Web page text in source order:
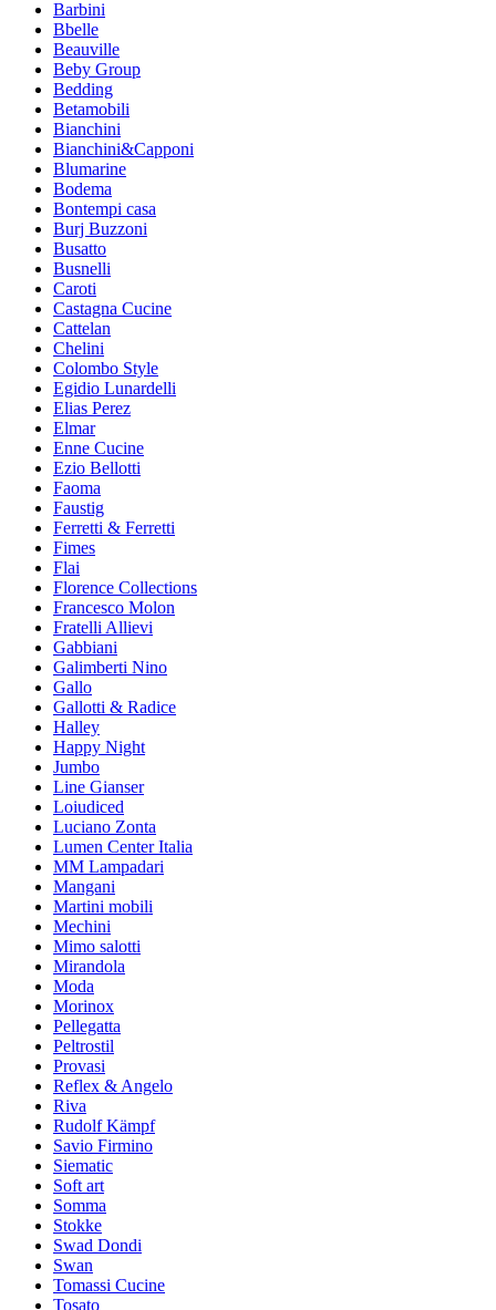
Barbini
Bbelle
Beauville
Beby Group
Bedding
Betamobili
Bianchini
Bianchini&Capponi
Blumarine
Bodema
Bontempi casa
Burj Buzzoni
Busatto
Busnelli
Caroti
Castagna Cucine
Cattelan
Chelini
Colombo Style
Egidio Lunardelli
Elias Perez
Elmar
Enne Cucine
Ezio Bellotti
Faoma
Faustig
Ferretti & Ferretti
Fimes
Flai
Florence Collections
Francesco Molon
Fratelli Allievi
Gabbiani
Galimberti Nino
Gallo
Gallotti & Radice
Halley
Happy Night
Jumbo
Line Gianser
Loiudiced
Luciano Zonta
Lumen Center Italia
MM Lampadari
Mangani
Martini mobili
Mechini
Mimo salotti
Mirandola
Moda
Morinox
Pellegatta
Peltrostil
Provasi
Reflex & Angelo
Riva
Rudolf Kämpf
Savio Firmino
Siematic
Soft art
Somma
Stokke
Swad Dondi
Swan
Tomassi Cucine
Tosato